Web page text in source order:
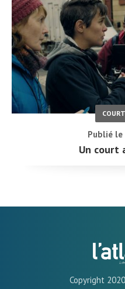
Publié
Un court
Copyright